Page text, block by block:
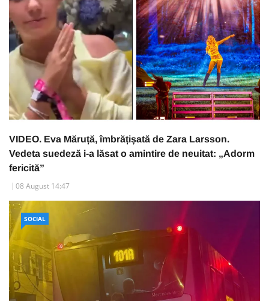
VIDEO. Eva Măruță, îmbrățișată de Zara Larsson.
Vedeta suedeză i-a lăsat o amintire de neuitat: „Adorm
fericită”
08 August 14:47
SOCIAL